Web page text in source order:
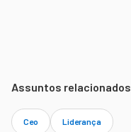
Assuntos relacionados
Ceo Liderança